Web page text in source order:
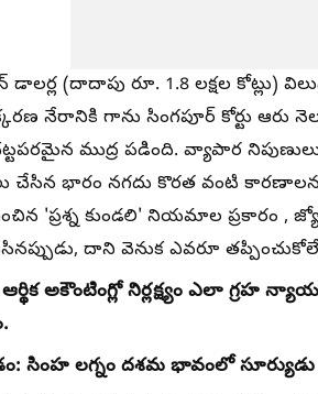
(దాదాపు రూ. 1.8 లక్షల కోట్లు)
నేరానికి గాను సింగపూర్ కోర్టు ఆరు
ముద్ర పడింది. వ్యాపార
చేసిన భారం నగదు కొరత వంటి
'ప్రశ్న కుండలి' నియమాల ప్రకారం ,
దాని వెనుక ఎవరూ
అకౌంటింగ్లో నిర్లక్ష్యం ఎలా గ్రహ
సింహ లగ్నం దశమ భావంలో